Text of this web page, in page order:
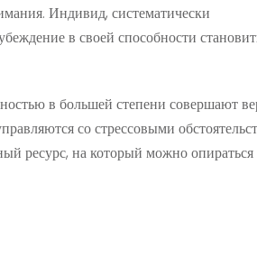
Индивид, систематически
в своей способности
в большей степени совершают
со стрессовыми
ресурс, на который можно опираться